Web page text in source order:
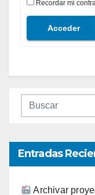
Recordar mi
Acceder
Entradas
Archivar